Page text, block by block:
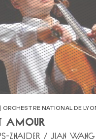
ORCHESTRE NATIONAL DE
AMOUR
ZNAIDER / JIAN WANG